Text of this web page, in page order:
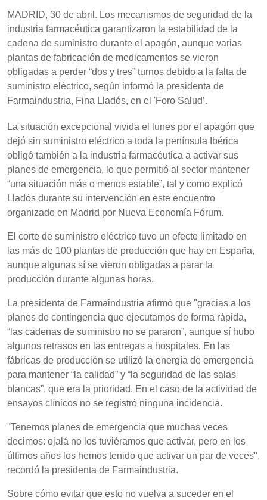
MADRID, 30 de abril. Los mecanismos de seguridad de la
industria farmacéutica garantizaron la estabilidad de la
cadena de suministro durante el apagón, aunque varias
plantas de fabricación de medicamentos se vieron
obligadas a perder “dos y tres” turnos debido a la falta de
suministro eléctrico, según informó la presidenta de
Farmaindustria, Fina Lladós, en el 'Foro Salud’.
La situación excepcional vivida el lunes por el apagón que
dejó sin suministro eléctrico a toda la península Ibérica
obligó también a la industria farmacéutica a activar sus
planes de emergencia, lo que permitió al sector mantener
“una situación más o menos estable”, tal y como explicó
Lladós durante su intervención en este encuentro
organizado en Madrid por Nueva Economía Fórum.
El corte de suministro eléctrico tuvo un efecto limitado en
las más de 100 plantas de producción que hay en España,
aunque algunas sí se vieron obligadas a parar la
producción durante algunas horas.
La presidenta de Farmaindustria afirmó que "gracias a los
planes de contingencia que ejecutamos de forma rápida,
“las cadenas de suministro no se pararon”, aunque sí hubo
algunos retrasos en las entregas a hospitales. En las
fábricas de producción se utilizó la energía de emergencia
para mantener “la calidad” y “la seguridad de las salas
blancas”, que era la prioridad. En el caso de la actividad de
ensayos clínicos no se registró ninguna incidencia.
"Tenemos planes de emergencia que muchas veces
decimos: ojalá no los tuviéramos que activar, pero en los
últimos años los hemos tenido que activar un par de veces",
recordó la presidenta de Farmaindustria.
Sobre cómo evitar que esto no vuelva a suceder en el